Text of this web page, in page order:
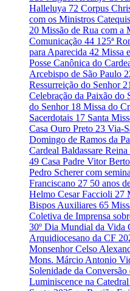
Halleluya 72 Corpus
com os Ministros
20 Missão de Rua com a
Comunicação 44 125ª
para Aparecida 42 Missa
Posse Canônica do
Arcebispo de São Paulo
Ressurreição do Senhor 21
Celebração da Paixão do
do Senhor 18 Missa do
Sacerdotais 17 Santa
Casa Ouro Preto 23 Via-
Domingo de Ramos da
Cardeal Baldassare Reina
49 Casa Padre Vitor
Pedro Scherer com
Franciscano 27 50 anos
Helmo Cesar Faccioli 27
Bispos Auxiliares 65
Coletiva de Imprensa
30º Dia Mundial da Vida
Arquidiocesano da CF
Monsenhor Celso
Mons. Márcio Antonio
Solenidade da
Luminiscence na Catedral